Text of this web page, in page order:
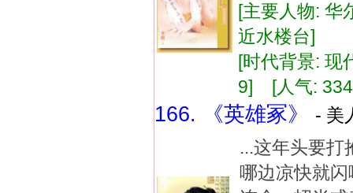
[主要人物:
近水楼台]
[时代背景:
9] [人气:
166. 《英雄冢》
- 美
...这年头要打
哪边凉快就